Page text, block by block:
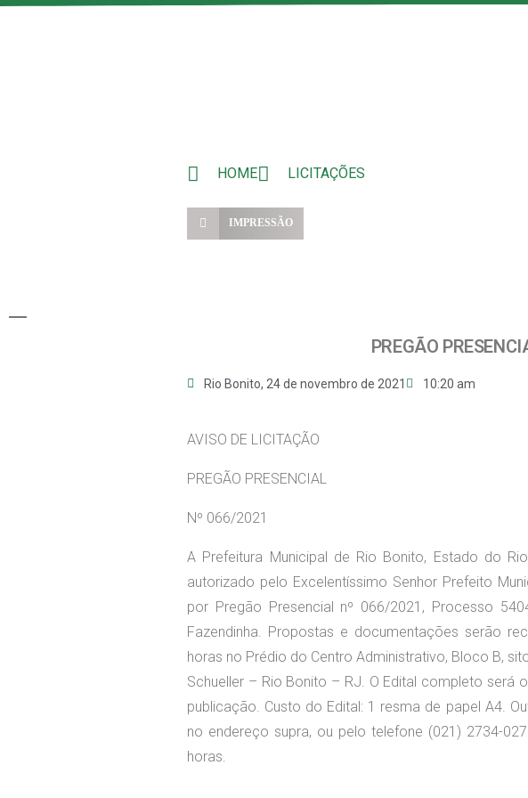
HOME LICITAÇÕES
IMPRESSÃO
PREGÃO
Rio Bonito, 24 de novembro de 2021 10:20 am
AVISO DE LICITAÇÃO
PREGÃO PRESENCIAL
Nº 066/2021
A Prefeitura Municipal de Rio Bonito, Estado do
autorizado pelo Excelentíssimo Senhor Prefeito
por Pregão Presencial nº 066/2021, Processo
Fazendinha. Propostas e documentações serão
horas no Prédio do Centro Administrativo, Bloco B,
Schueller – Rio Bonito – RJ. O Edital completo
publicação. Custo do Edital: 1 resma de papel A4.
no endereço supra, ou pelo telefone (021) 2734-
horas.